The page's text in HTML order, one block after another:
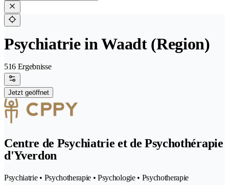
Psychiatrie in Waadt (Region)
516 Ergebnisse
Jetzt geöffnet
Centre de Psychiatrie et de Psychothérapie
d'Yverdon
Psychiatrie • Psychotherapie • Psychologie • Psychotherapie